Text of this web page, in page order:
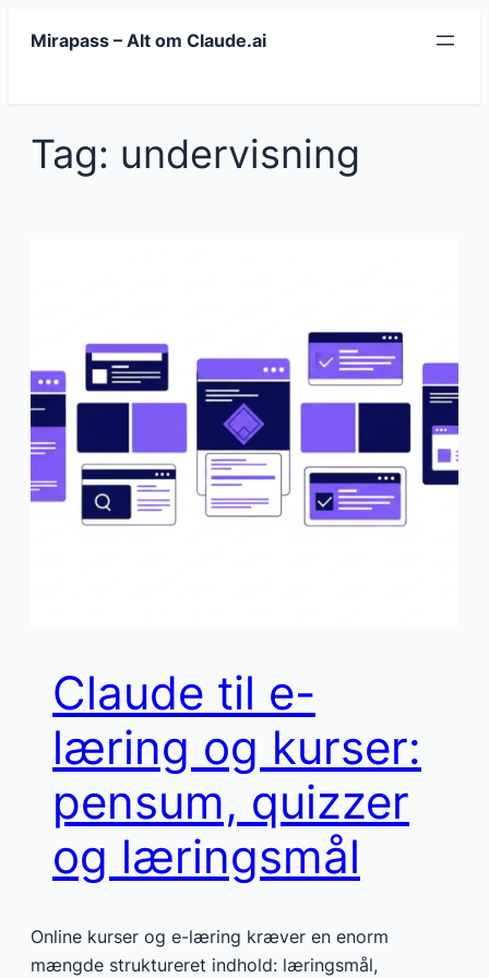
Mirapass – Alt om Claude.ai
Tag: undervisning
Claude til e-
læring og kurser:
pensum, quizzer
og læringsmål
Online kurser og e-læring kræver en enorm
mængde struktureret indhold: læringsmål,